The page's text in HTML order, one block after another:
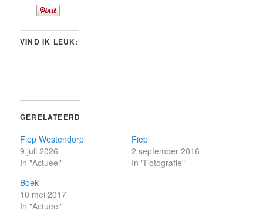
VIND IK LEUK:
GERELATEERD
Fiep Westendorp
9 juli 2026
In "Actueel"
Fiep
2 september 2016
In "Fotografie"
Boek
10 mei 2017
In "Actueel"